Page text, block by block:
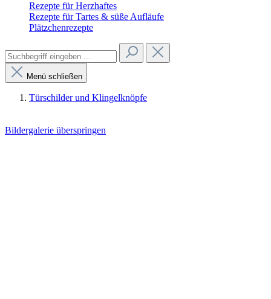
Rezepte für Herzhaftes
Rezepte für Tartes & süße Aufläufe
Plätzchenrezepte
Menü schließen
Türschilder und Klingelknöpfe
Bildergalerie überspringen